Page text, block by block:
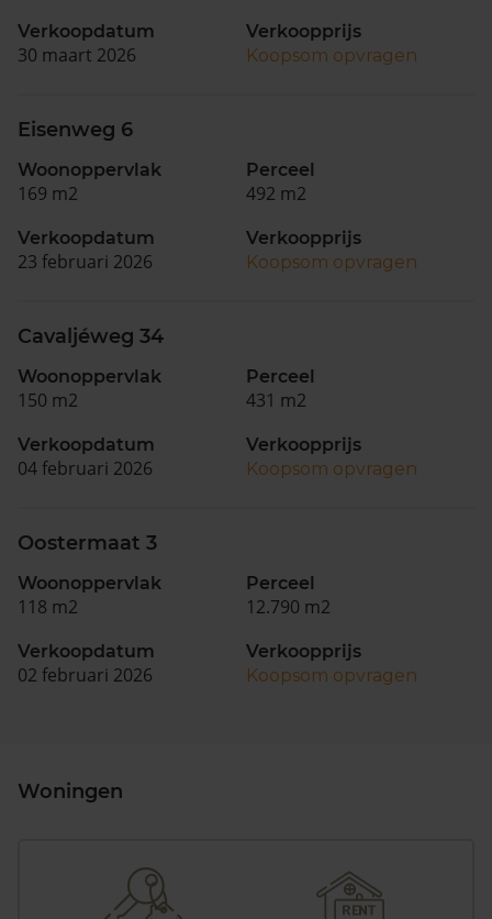
Verkoopdatum
30 maart 2026
Verkoopprijs
Koopsom opvragen
Eisenweg 6
Woonoppervlak
169 m2
Perceel
492 m2
Verkoopdatum
23 februari 2026
Verkoopprijs
Koopsom opvragen
Cavaljéweg 34
Woonoppervlak
150 m2
Perceel
431 m2
Verkoopdatum
04 februari 2026
Verkoopprijs
Koopsom opvragen
Oostermaat 3
Woonoppervlak
118 m2
Perceel
12.790 m2
Verkoopdatum
02 februari 2026
Verkoopprijs
Koopsom opvragen
Woningen